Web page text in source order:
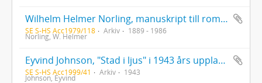
Wilhelm Helmer Norling, manuskript till romanen "Under himmelens valv" i tre exemplar samt en sammanfattning på engelska
SE S-HS Acc1979/118 Arkiv 1889 - 1986
Norling, W. Helmer
Eyvind Johnson, "Stad i ljus" i 1943 års upplaga med författarens egenhändiga textändringar. Exemplaret skall ha fungerat som manuskript till den upplaga som trycktes 1950.
SE S-HS Acc1999/41 Arkiv 1943
Johnson, Eyvind